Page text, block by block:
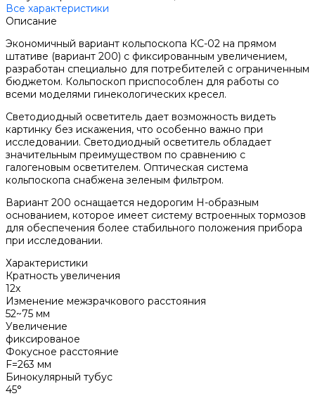
Все характеристики
Описание
Экономичный вариант кольпоскопа КС-02 на прямом
штативе (вариант 200) с фиксированным увеличением,
разработан специально для потребителей с ограниченным
бюджетом. Кольпоскоп приспособлен для работы со
всеми моделями гинекологических кресел.
Светодиодный осветитель дает возможность видеть
картинку без искажения, что особенно важно при
исследовании. Светодиодный осветитель обладает
значительным преимуществом по сравнению с
галогеновым осветителем. Оптическая система
кольпоскопа снабжена зеленым фильтром.
Вариант 200 оснащается недорогим Н-образным
основанием, которое имеет систему встроенных тормозов
для обеспечения более стабильного положения прибора
при исследовании.
Характеристики
Кратность увеличения
12x
Изменение межзрачкового расстояния
52~75 мм
Увеличение
фиксированое
Фокусное расстояние
F=263 мм
Бинокулярный тубус
45°